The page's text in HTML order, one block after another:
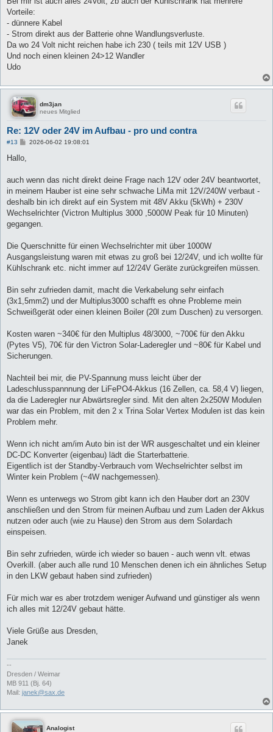
r
a
Vorteile:
- dünnere Kabel
- Strom direkt aus der Batterie ohne Wandlungsverluste.
Da wo 24 Volt nicht reichen habe ich 230 ( teils mit 12V USB )
Und noch einen kleinen 24>12 Wandler
Udo
dm3jan
neues Mitglied
Re: 12V oder 24V im Aufbau - pro und contra
#13
B
a
2026-06-02 19:08:01
Hallo,
auch wenn das nicht direkt deine Frage nach 12V oder 24V beantwortet,
in meinem Hauber ist eine sehr schwache LiMa mit 12V/240W verbaut -
deshalb bin ich direkt auf ein System mit 48V Akku (5kWh) + 230V
Wechselrichter (Victron Multiplus 3000 ,5000W Peak für 10 Minuten)
gegangen.
Die Querschnitte für einen Wechselrichter mit über 1000W
Ausgangsleistung waren mit etwas zu groß bei 12/24V, und ich wollte für
Kühlschrank etc. nicht immer auf 12/24V Geräte zurückgreifen müssen.
Bin sehr zufrieden damit, macht die Verkabelung sehr einfach
(3x1,5mm2) und der Multiplus3000 schafft es ohne Probleme mein
Schweißgerät oder einen kleinen Boiler (20l zum Duschen) zu versorgen.
Kosten waren ~340€ für den Multiplus 48/3000, ~700€ für den Akku
(Pytes V5), 70€ für den Victron Solar-Laderegler und ~80€ für Kabel und
Sicherungen.
Nachteil bei mir, die PV-Spannung muss leicht über der
Ladeschlusspannnung der LiFePO4-Akkus (16 Zellen, ca. 58,4 V) liegen,
da die Laderegler nur Abwärtsregler sind. Mit den alten 2x250W Modulen
war das ein Problem, mit den 2 x Trina Solar Vertex Modulen ist das kein
Problem mehr.
Wenn ich nicht am/im Auto bin ist der WR ausgeschaltet und ein kleiner
DC-DC Konverter (eigenbau) lädt die Starterbatterie.
Eigentlich ist der Standby-Verbrauch vom Wechselrichter selbst im
Winter kein Problem (~4W nachgemessen).
Wenn es unterwegs wo Strom gibt kann ich den Hauber dort an 230V
anschließen und den Strom für meinen Aufbau und zum Laden der Akkus
nutzen oder auch (wie zu Hause) den Strom aus dem Solardach
einspeisen.
Bin sehr zufrieden, würde ich wieder so bauen - auch wenn vlt. etwas
Overkill. (aber auch alle rund 10 Menschen denen ich ein ähnliches Setup
in den LKW gebaut haben sind zufrieden)
Für mich war es aber trotzdem weniger Aufwand und günstiger als wenn
ich alles mit 12/24V gebaut hätte.
Viele Grüße aus Dresden,
Janek
--
Dresden / Weimar
MB 911 (Bj. 64)
Mail: janek@sax.de
Analogist